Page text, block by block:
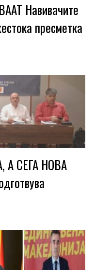
Навивачите
пресметка
А СЕГА НОВА